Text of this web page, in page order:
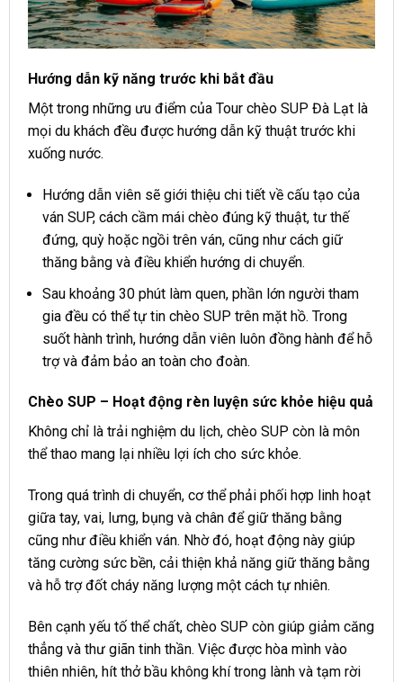
Hướng dẫn kỹ năng trước khi bắt đầu
Một trong những ưu điểm của Tour chèo SUP Đà Lạt là
mọi du khách đều được hướng dẫn kỹ thuật trước khi
xuống nước.
Hướng dẫn viên sẽ giới thiệu chi tiết về cấu tạo của
ván SUP, cách cầm mái chèo đúng kỹ thuật, tư thế
đứng, quỳ hoặc ngồi trên ván, cũng như cách giữ
thăng bằng và điều khiển hướng di chuyển.
Sau khoảng 30 phút làm quen, phần lớn người tham
gia đều có thể tự tin chèo SUP trên mặt hồ. Trong
suốt hành trình, hướng dẫn viên luôn đồng hành để hỗ
trợ và đảm bảo an toàn cho đoàn.
Chèo SUP – Hoạt động rèn luyện sức khỏe hiệu quả
Không chỉ là trải nghiệm du lịch, chèo SUP còn là môn
thể thao mang lại nhiều lợi ích cho sức khỏe.
Trong quá trình di chuyển, cơ thể phải phối hợp linh hoạt
giữa tay, vai, lưng, bụng và chân để giữ thăng bằng
cũng như điều khiển ván. Nhờ đó, hoạt động này giúp
tăng cường sức bền, cải thiện khả năng giữ thăng bằng
và hỗ trợ đốt cháy năng lượng một cách tự nhiên.
Bên cạnh yếu tố thể chất, chèo SUP còn giúp giảm căng
thẳng và thư giãn tinh thần. Việc được hòa mình vào
thiên nhiên, hít thở bầu không khí trong lành và tạm rời